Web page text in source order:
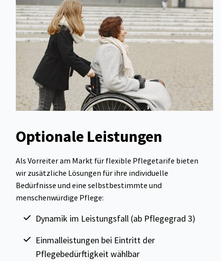
Optionale Leistungen
Als Vorreiter am Markt für flexible Pflege­tarife bieten
wir zusätzliche Lösungen für ihre individuelle
Bedürfnisse und eine selbstbestimmte und
menschenwürdige Pflege:
Dynamik im Leistungsfall (ab Pflegegrad 3)
Einmalleistungen bei Eintritt der
Pflegebedürftigkeit wählbar